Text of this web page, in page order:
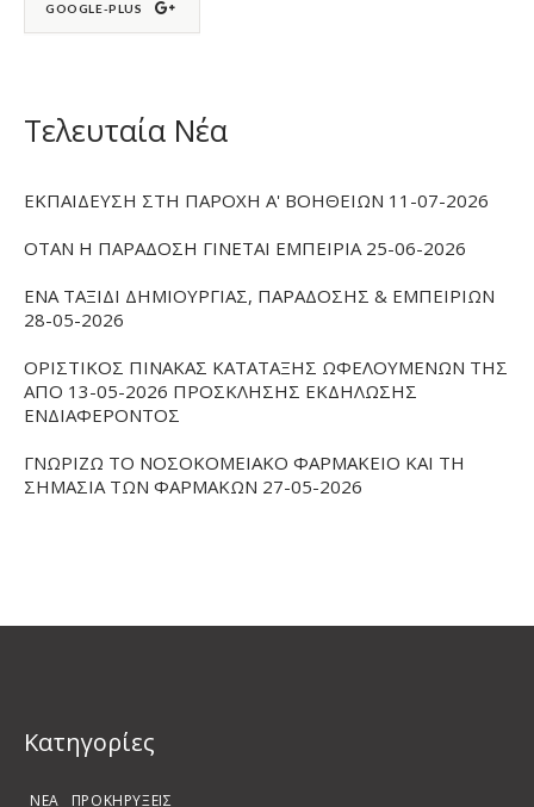
GOOGLE-PLUS
Τελευταία Νέα
ΕΚΠΑΙΔΕΥΣΗ ΣΤΗ ΠΑΡΟΧΗ Α' ΒΟΗΘΕΙΩΝ 11-07-2026
ΟΤΑΝ Η ΠΑΡΑΔΟΣΗ ΓΙΝΕΤΑΙ ΕΜΠΕΙΡΙΑ 25-06-2026
ΕΝΑ ΤΑΞΙΔΙ ΔΗΜΙΟΥΡΓΙΑΣ, ΠΑΡΑΔΟΣΗΣ & ΕΜΠΕΙΡΙΩΝ
28-05-2026
ΟΡΙΣΤΙΚΟΣ ΠΙΝΑΚΑΣ ΚΑΤΑΤΑΞΗΣ ΩΦΕΛΟΥΜΕΝΩΝ ΤΗΣ
ΑΠΟ 13-05-2026 ΠΡΟΣΚΛΗΣΗΣ ΕΚΔΗΛΩΣΗΣ
ΕΝΔΙΑΦΕΡΟΝΤΟΣ
ΓΝΩΡΙΖΩ ΤΟ ΝΟΣΟΚΟΜΕΙΑΚΟ ΦΑΡΜΑΚΕΙΟ ΚΑΙ ΤΗ
ΣΗΜΑΣΙΑ ΤΩΝ ΦΑΡΜΑΚΩΝ 27-05-2026
Kατηγορίες
ΝΕΑ ΠΡΟΚΗΡΥΞΕΙΣ